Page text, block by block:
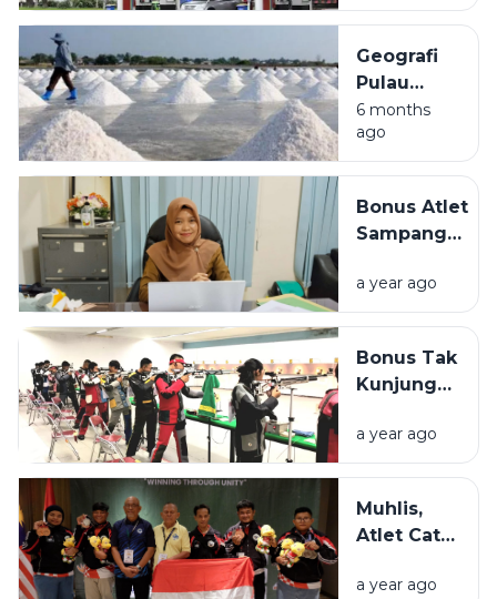
Sampang
dan
Fasilitasnya
Geografi
Pulau
Madura:
Mengulas
Kondisi
Potensi
Produksi
Nasional
6 months
ago
Bonus Atlet
Sampang
Disporabudpar
Sebut
Hibah Tak
Mencukupi
a year ago
Bonus Tak
Kunjung
Atlet
Sampang
a year ago
Muhlis,
Atlet Catur
Asal
a year ago